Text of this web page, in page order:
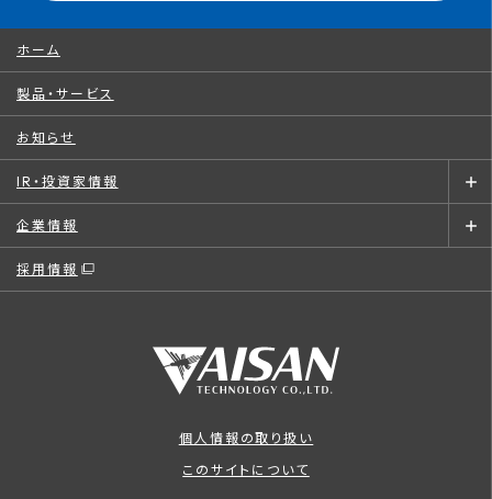
ホーム
製品・サービス
お知らせ
IR・投資家情報
企業情報
採用情報
個人情報の取り扱い
このサイトについて